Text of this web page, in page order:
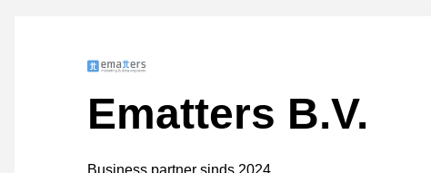
Ematters B.V.
Business partner sinds 2024